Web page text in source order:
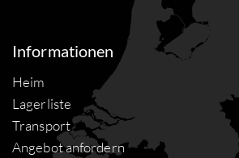
Informationen
Heim
Lagerliste
Transport
Angebot anfordern